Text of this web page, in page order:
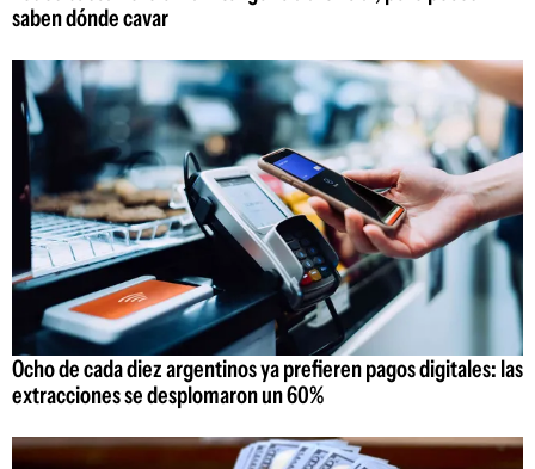
saben dónde cavar
Ocho de cada diez argentinos ya prefieren pagos digitales: las
extracciones se desplomaron un 60%